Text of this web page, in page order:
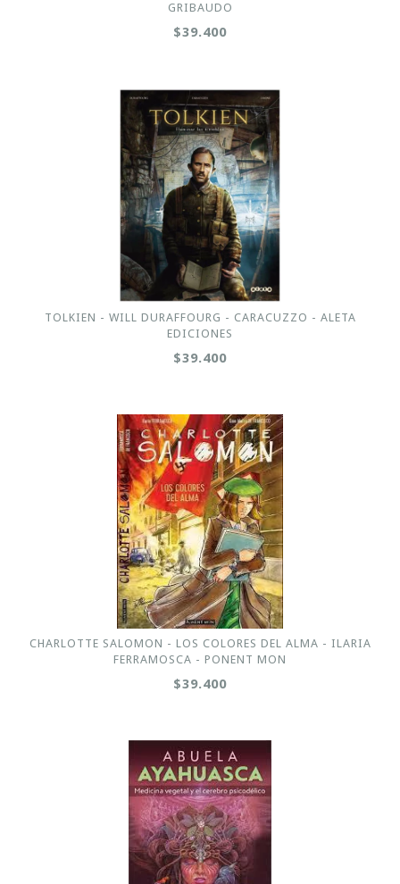
GRIBAUDO
$39.400
TOLKIEN - WILL DURAFFOURG - CARACUZZO - ALETA
EDICIONES
$39.400
CHARLOTTE SALOMON - LOS COLORES DEL ALMA - ILARIA
FERRAMOSCA - PONENT MON
$39.400